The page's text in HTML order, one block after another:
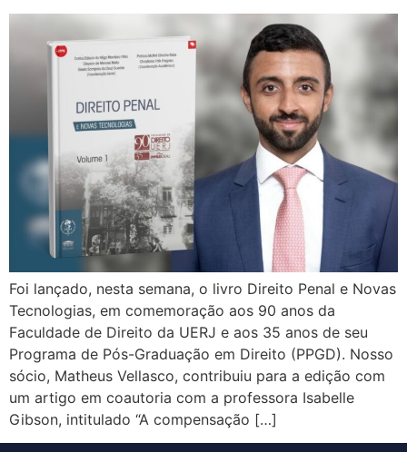
Foi lançado, nesta semana, o livro Direito Penal e Novas
Tecnologias, em comemoração aos 90 anos da
Faculdade de Direito da UERJ e aos 35 anos de seu
Programa de Pós-Graduação em Direito (PPGD). Nosso
sócio, Matheus Vellasco, contribuiu para a edição com
um artigo em coautoria com a professora Isabelle
Gibson, intitulado “A compensação […]